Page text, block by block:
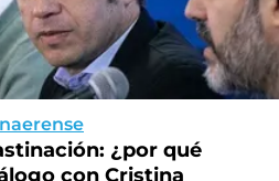
¿por qué
con Cristina